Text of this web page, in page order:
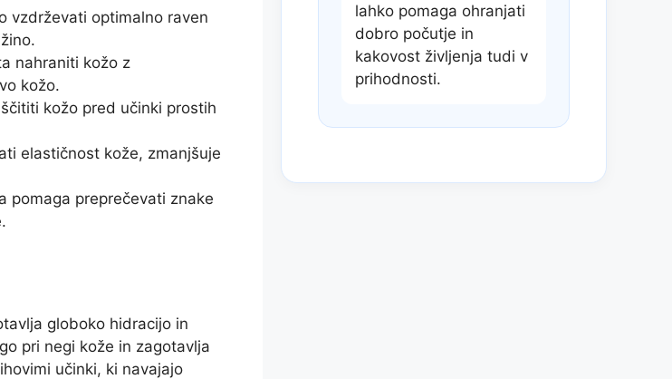
vzdrževati optimalno raven
nahraniti kožo z
kožo.
kožo pred učinki prostih
elastičnost kože, zmanjšuje
pomaga preprečevati znake
globoko hidracijo in
pri negi kože in zagotavlja
učinki, ki navajajo
lahko pomaga ohranjati
dobro počutje in
kakovost življenja tudi v
prihodnosti.